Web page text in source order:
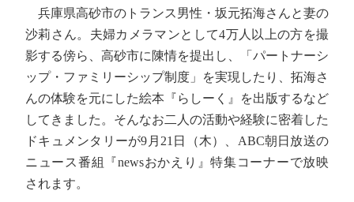
兵庫県高砂市のトランス男性・坂元拓海さんと妻の
沙莉さん。夫婦カメラマンとして4万人以上の方を撮
影する傍ら、高砂市に陳情を提出し、「パートナーシ
ップ・ファミリーシップ制度」を実現したり、拓海さ
んの体験を元にした絵本『らしーく』を出版するなど
してきました。そんなお二人の活動や経験に密着した
ドキュメンタリーが9月21日（木）、ABC朝日放送の
ニュース番組『newsおかえり』特集コーナーで放映
されます。